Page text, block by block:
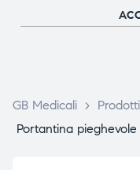
GB Medicali > Prodotti
Portantina